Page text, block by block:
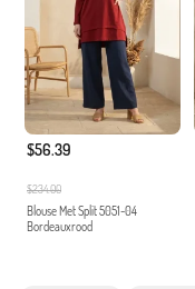
$56.39
$234.00
Blouse Met Split 5051-04
Bordeauxrood